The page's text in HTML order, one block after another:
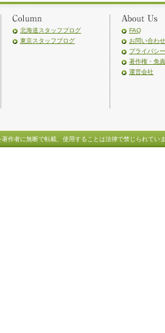
北海道スタッフブログ
東京スタッフブログ
FAQ
お問い合わせ
プライバシ
著作権・免
運営会社
作者に無断で転載、使用することは法律で禁じられてい